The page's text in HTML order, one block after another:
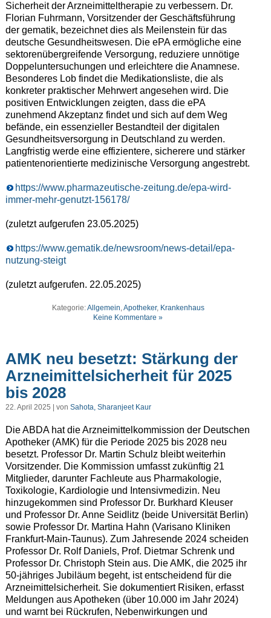
Sicherheit der Arzneimitteltherapie zu verbessern. Dr.
Florian Fuhrmann, Vorsitzender der Geschäftsführung
der gematik, bezeichnet dies als Meilenstein für das
deutsche Gesundheitswesen. Die ePA ermögliche eine
sektorenübergreifende Versorgung, reduziere unnötige
Doppeluntersuchungen und erleichtere die Anamnese.
Besonderes Lob findet die Medikationsliste, die als
konkreter praktischer Mehrwert angesehen wird. Die
positiven Entwicklungen zeigten, dass die ePA
zunehmend Akzeptanz findet und sich auf dem Weg
befände, ein essenzieller Bestandteil der digitalen
Gesundheitsversorgung in Deutschland zu werden.
Langfristig werde eine effizientere, sicherere und stärker
patientenorientierte medizinische Versorgung angestrebt.
https://www.pharmazeutische-zeitung.de/epa-wird-
immer-mehr-genutzt-156178/
(zuletzt aufgerufen 23.05.2025)
https://www.gematik.de/newsroom/news-detail/epa-
nutzung-steigt
(zuletzt aufgerufen. 22.05.2025)
Kategorie:Allgemein,Apotheker, Krankenhaus
Keine Kommentare »
AMK neu besetzt: Stärkung der
Arzneimittelsicherheit für 2025
bis 2028
22. April 2025 | von Sahota, Sharanjeet Kaur
Die ABDA hat die Arzneimittelkommission der Deutschen
Apotheker (AMK) für die Periode 2025 bis 2028 neu
besetzt. Professor Dr. Martin Schulz bleibt weiterhin
Vorsitzender. Die Kommission umfasst zukünftig 21
Mitglieder, darunter Fachleute aus Pharmakologie,
Toxikologie, Kardiologie und Intensivmedizin. Neu
hinzugekommen sind Professor Dr. Burkhard Kleuser
und Professor Dr. Anne Seidlitz (beide Universität Berlin)
sowie Professor Dr. Martina Hahn (Varisano Kliniken
Frankfurt-Main-Taunus). Zum Jahresende 2024 scheiden
Professor Dr. Rolf Daniels, Prof. Dietmar Schrenk und
Professor Dr. Christoph Stein aus. Die AMK, die 2025 ihr
50-jähriges Jubiläum begeht, ist entscheidend für die
Arzneimittelsicherheit. Sie dokumentiert Risiken, erfasst
Meldungen aus Apotheken (über 10.000 im Jahr 2024)
und warnt bei Rückrufen, Nebenwirkungen und